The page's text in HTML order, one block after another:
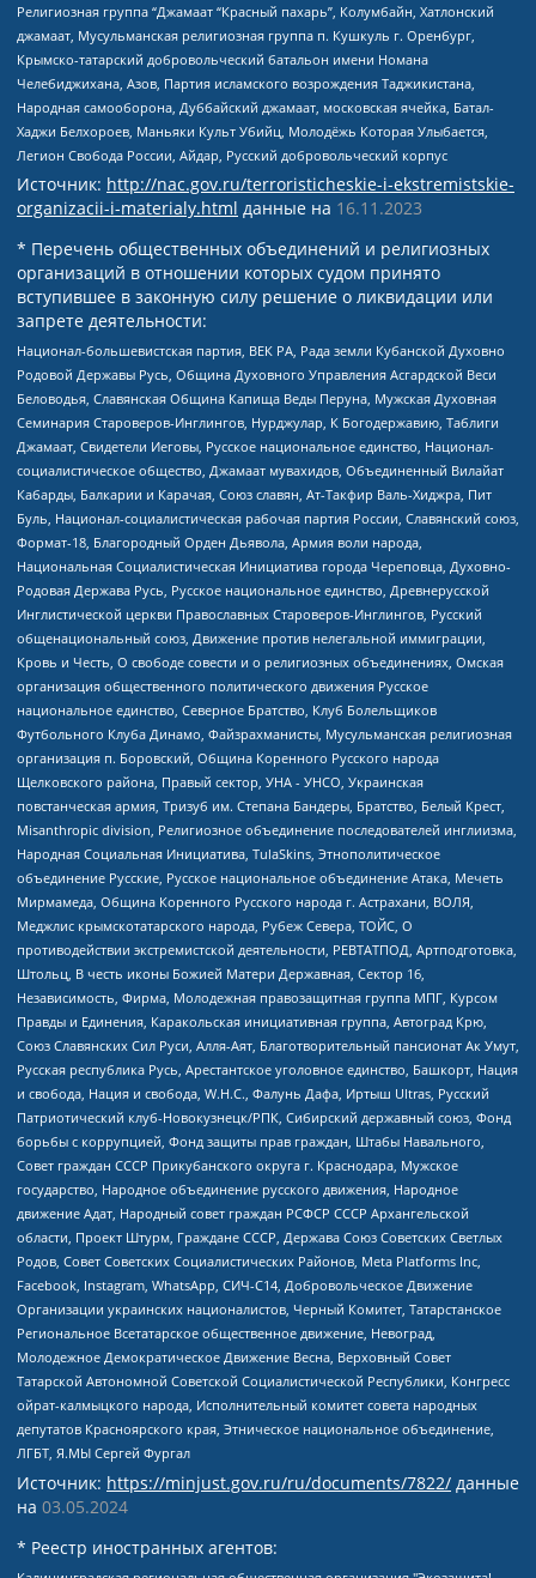
Религиозная группа “Джамаат “Красный пахарь”, Колумбайн, Хатлонский
джамаат, Мусульманская религиозная группа п. Кушкуль г. Оренбург,
Крымско-татарский добровольческий батальон имени Номана
Челебиджихана, Азов, Партия исламского возрождения Таджикистана,
Народная самооборона, Дуббайский джамаат, московская ячейка, Батал-
Хаджи Белхороев, Маньяки Культ Убийц, Молодёжь Которая Улыбается,
Легион Свобода России, Айдар, Русский добровольческий корпус
Источник: http://nac.gov.ru/terroristicheskie-i-ekstremistskie-
organizacii-i-materialy.html данные на 16.11.2023
* Перечень общественных объединений и религиозных
организаций в отношении которых судом принято
вступившее в законную силу решение о ликвидации или
запрете деятельности:
Национал-большевистская партия, ВЕК РА, Рада земли Кубанской Духовно
Родовой Державы Русь, Община Духовного Управления Асгардской Веси
Беловодья, Славянская Община Капища Веды Перуна, Мужская Духовная
Семинария Староверов-Инглингов, Нурджулар, К Богодержавию, Таблиги
Джамаат, Свидетели Иеговы, Русское национальное единство, Национал-
социалистическое общество, Джамаат мувахидов, Объединенный Вилайат
Кабарды, Балкарии и Карачая, Союз славян, Ат-Такфир Валь-Хиджра, Пит
Буль, Национал-социалистическая рабочая партия России, Славянский союз,
Формат-18, Благородный Орден Дьявола, Армия воли народа,
Национальная Социалистическая Инициатива города Череповца, Духовно-
Родовая Держава Русь, Русское национальное единство, Древнерусской
Инглистической церкви Православных Староверов-Инглингов, Русский
общенациональный союз, Движение против нелегальной иммиграции,
Кровь и Честь, О свободе совести и о религиозных объединениях, Омская
организация общественного политического движения Русское
национальное единство, Северное Братство, Клуб Болельщиков
Футбольного Клуба Динамо, Файзрахманисты, Мусульманская религиозная
организация п. Боровский, Община Коренного Русского народа
Щелковского района, Правый сектор, УНА - УНСО, Украинская
повстанческая армия, Тризуб им. Степана Бандеры, Братство, Белый Крест,
Misanthropic division, Религиозное объединение последователей инглиизма,
Народная Социальная Инициатива, TulaSkins, Этнополитическое
объединение Русские, Русское национальное объединение Атака, Мечеть
Мирмамеда, Община Коренного Русского народа г. Астрахани, ВОЛЯ,
Меджлис крымскотатарского народа, Рубеж Севера, ТОЙС, О
противодействии экстремистской деятельности, РЕВТАТПОД, Артподготовка,
Штольц, В честь иконы Божией Матери Державная, Сектор 16,
Независимость, Фирма, Молодежная правозащитная группа МПГ, Курсом
Правды и Единения, Каракольская инициативная группа, Автоград Крю,
Союз Славянских Сил Руси, Алля-Аят, Благотворительный пансионат Ак Умут,
Русская республика Русь, Арестантское уголовное единство, Башкорт, Нация
и свобода, Нация и свобода, W.H.С., Фалунь Дафа, Иртыш Ultras, Русский
Патриотический клуб-Новокузнецк/РПК, Сибирский державный союз, Фонд
борьбы с коррупцией, Фонд защиты прав граждан, Штабы Навального,
Совет граждан СССР Прикубанского округа г. Краснодара, Мужское
государство, Народное объединение русского движения, Народное
движение Адат, Народный совет граждан РСФСР СССР Архангельской
области, Проект Штурм, Граждане СССР, Держава Союз Советских Светлых
Родов, Совет Советских Социалистических Районов, Meta Platforms Inc,
Facebook, Instagram, WhatsApp, СИЧ-С14, Добровольческое Движение
Организации украинских националистов, Черный Комитет, Татарстанское
Региональное Всетатарское общественное движение, Невоград,
Молодежное Демократическое Движение Весна, Верховный Совет
Татарской Автономной Советской Социалистической Республики, Конгресс
ойрат-калмыцкого народа, Исполнительный комитет совета народных
депутатов Красноярского края, Этническое национальное объединение,
ЛГБТ, Я.МЫ Сергей Фургал
Источник: https://minjust.gov.ru/ru/documents/7822/ данные
на 03.05.2024
* Реестр иностранных агентов: